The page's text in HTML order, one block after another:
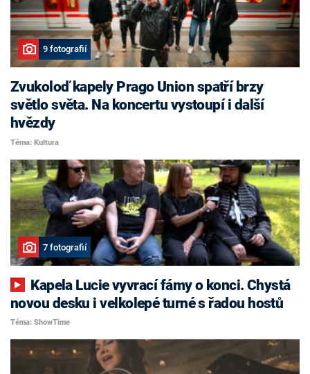
9 fotografií
Zvukoloď kapely Prago Union spatří brzy
světlo světa. Na koncertu vystoupí i další
hvězdy
Téma: Kultura
7 fotografií
novou desku i velkolepé turné s řadou hostů
Téma: ShowTime